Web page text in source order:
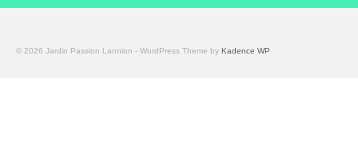
© 2026 Jardin Passion Lannion - WordPress Theme by Kadence WP